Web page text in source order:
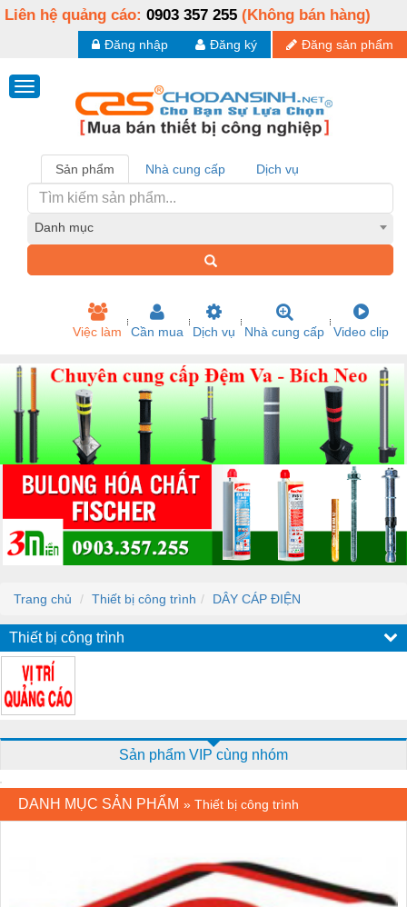
Liên hệ quảng cáo: 0903 357 255 (Không bán hàng)
Đăng sản phẩm
Đăng ký
Đăng nhập
Sản phẩm Nhà cung cấp Dịch vụ
Danh mục
Việc làm Cần mua Dịch vụ Nhà cung cấp Video clip
Trang chủ Thiết bị công trình DÂY CÁP ĐIỆN
Thiết bị công trình
Sản phẩm VIP cùng nhóm
DANH MỤC SẢN PHẨM » Thiết bị công trình